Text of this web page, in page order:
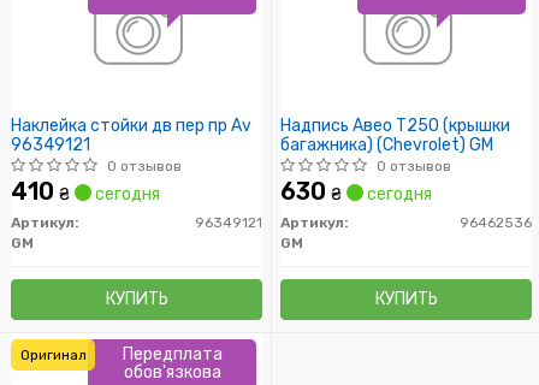
Наклейка стойки дв пер пр Av
96349121
0 отзывов
410 ₴ сегодня
Артикул:
96349121
GM
КУПИТЬ
Надпись Авео Т250 (крышки
багажника) (Chevrolet) GM
0 отзывов
630 ₴ сегодня
Артикул:
96462536
GM
КУПИТЬ
Передплата
обов'язкова
Оригинал